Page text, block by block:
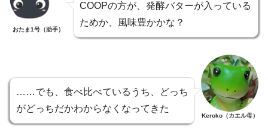
おたま1号（助手）
COOPの方が、発酵バターが入っている
ためか、風味豊かかな？
……でも、食べ比べているうち、どっち
がどっちだかわからなくなってきた
Keroko（カエル母）